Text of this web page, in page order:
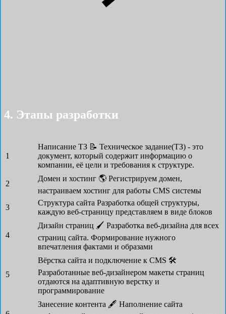
4. Этапы разработки
1
Написание ТЗ 📝 Техническое задание(ТЗ) - это
документ, который содержит информацию о
компании, её цели и требования к структуре.
2
Домен и хостинг 🌎 Регистрируем домен,
настраиваем хостинг для работы CMS системы
3
Структура сайта Разработка общей структуры,
каждую веб-страницу представляем в виде блоков
4
Дизайн страниц 🖌 Разработка веб-дизайна для всех
страниц сайта. Формирование нужного
впечатления фактами и образами
5
Вёрстка сайта и подключение к CMS 🛠
Разработанные веб-дизайнером макеты страниц
отдаются на адаптивную верстку и
программирование
Занесение контента 🖋 Наполнение сайта